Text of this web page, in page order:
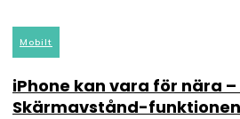
Mobilt
iPhone kan vara för nära
Skärmavstånd-funktionen